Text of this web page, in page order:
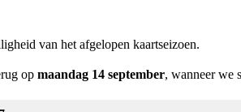
van het afgelopen kaartseizoen.
op maandag 14 september, wanneer we